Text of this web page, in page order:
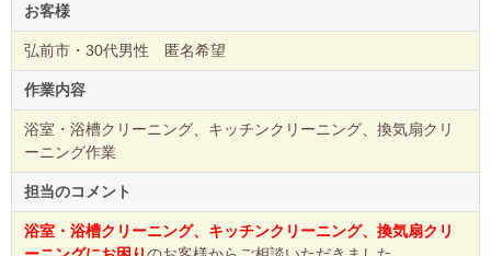
お客様
弘前市・30代男性 匿名希望
作業内容
浴室・浴槽クリーニング、キッチンクリーニング、換気扇クリ
ーニング作業
担当のコメント
浴室・浴槽クリーニング、キッチンクリーニング、換気扇クリ